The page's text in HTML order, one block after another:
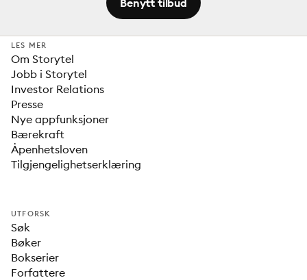
Benytt tilbud
LES MER
Om Storytel
Jobb i Storytel
Investor Relations
Presse
Nye appfunksjoner
Bærekraft
Åpenhetsloven
Tilgjengelighetserklæring
UTFORSK
Søk
Bøker
Bokserier
Forfattere